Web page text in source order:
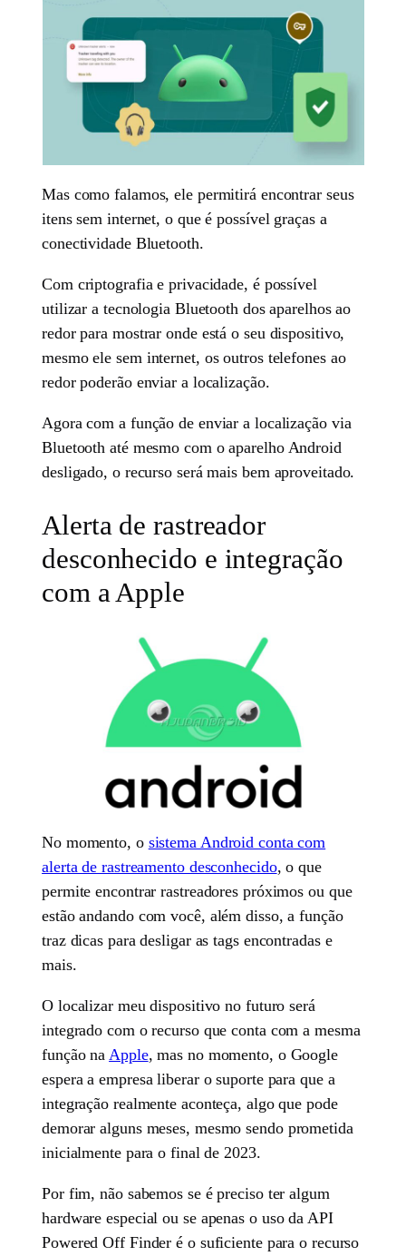
Mas como falamos, ele permitirá encontrar seus
itens sem internet, o que é possível graças a
conectividade Bluetooth.
Com criptografia e privacidade, é possível
utilizar a tecnologia Bluetooth dos aparelhos ao
redor para mostrar onde está o seu dispositivo,
mesmo ele sem internet, os outros telefones ao
redor poderão enviar a localização.
Agora com a função de enviar a localização via
Bluetooth até mesmo com o aparelho Android
desligado, o recurso será mais bem aproveitado.
Alerta de rastreador
desconhecido e integração
com a Apple
No momento, o sistema Android conta com
alerta de rastreamento desconhecido, o que
permite encontrar rastreadores próximos ou que
estão andando com você, além disso, a função
traz dicas para desligar as tags encontradas e
mais.
O localizar meu dispositivo no futuro será
integrado com o recurso que conta com a mesma
função na Apple, mas no momento, o Google
espera a empresa liberar o suporte para que a
integração realmente aconteça, algo que pode
demorar alguns meses, mesmo sendo prometida
inicialmente para o final de 2023.
Por fim, não sabemos se é preciso ter algum
hardware especial ou se apenas o uso da API
Powered Off Finder é o suficiente para o recurso